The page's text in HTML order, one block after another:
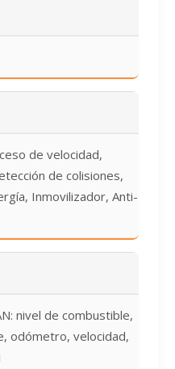
de velocidad,
de colisiones,
Inmovilizador, Anti-
nivel de combustible,
odómetro, velocidad,